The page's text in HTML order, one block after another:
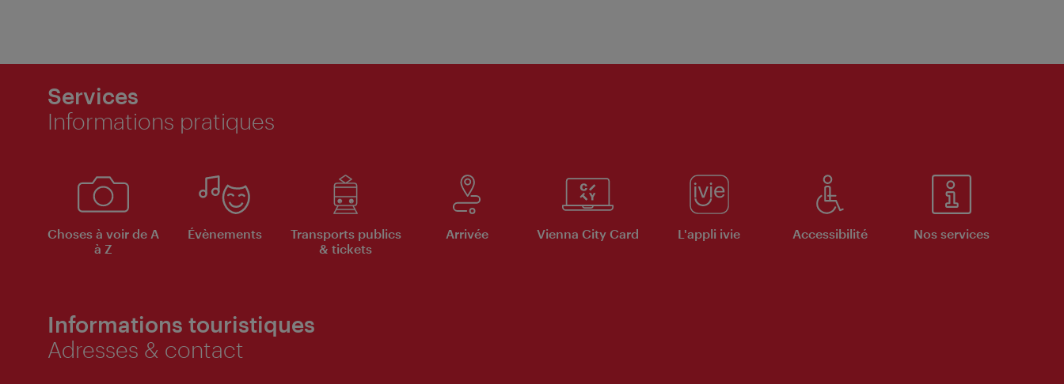
Services
Informations pratiques
Choses à voir de A
à Z
Évènements
Transports publics
& tickets
Arrivée Vienna City Card L'appli ivie Accessibilité Nos services
Informations touristiques
Adresses & contact